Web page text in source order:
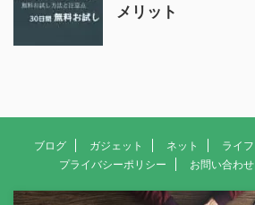
メリット
ブログ ガジェット ネット ライフ
プライバシーポリシー
お問い合わせ